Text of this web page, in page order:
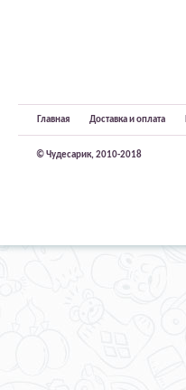
Главная Доставка и оплата
© Чудесарик, 2010-2018